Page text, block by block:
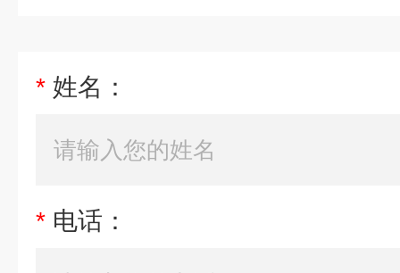
* 姓名：
* 电话：